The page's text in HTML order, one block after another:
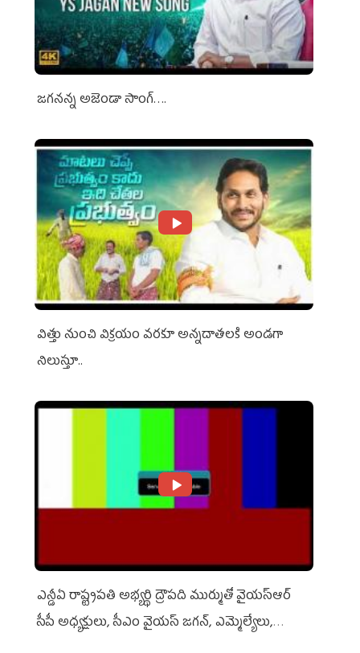
జగనన్న అజెండా సాంగ్….
విత్తు నుంచి విక్రయం వరకూ అన్నదాతలకి అండగా
నిలుస్తూ..
ఎన్డీఏ రాష్ట్ర‌ప‌తి అభ్య‌ర్థి ద్రౌప‌ది ముర్ముతో వైయ‌స్ఆర్
సీపీ అధ్య‌క్షులు, సీఎం వైయ‌స్ జ‌గ‌న్, ఎమ్మెల్యేలు,